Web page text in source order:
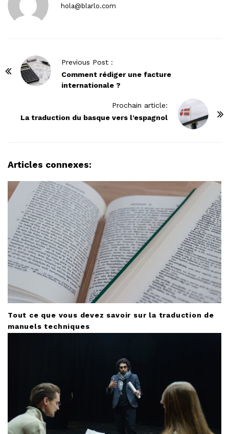
hola@blarlo.com
Previous Post :
Comment rédiger une facture
internationale ?
Prochain article:
La traduction du basque vers l’espagnol
Articles connexes:
Tout ce que vous devez savoir sur la traduction de
manuels techniques